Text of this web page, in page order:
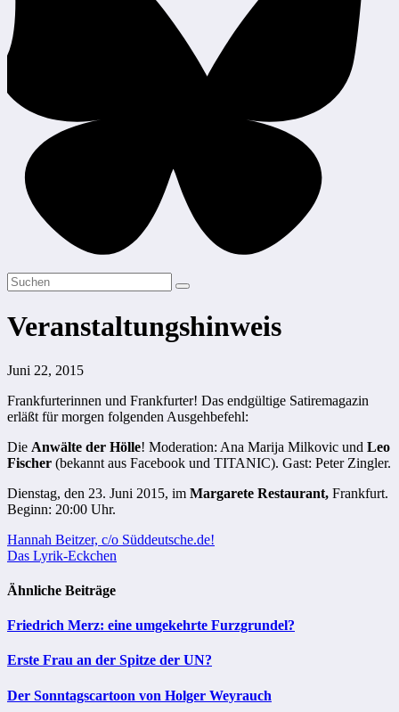
Veranstaltungshinweis
Juni 22, 2015
Frankfurterinnen und Frankfurter! Das endgültige Satiremagazin
erläßt für morgen folgenden Ausgehbefehl:
Die Anwälte der Hölle! Moderation: Ana Marija Milkovic und Leo
Fischer (bekannt aus Facebook und TITANIC). Gast: Peter Zingler.
Dienstag, den 23. Juni 2015, im Margarete Restaurant, Frankfurt.
Beginn: 20:00 Uhr.
Beitragsnavigation
Hannah Beitzer, c/o Süddeutsche.de!
Das Lyrik-Eckchen
Ähnliche Beiträge
Friedrich Merz: eine umgekehrte Furzgrundel?
Erste Frau an der Spitze der UN?
Der Sonntagscartoon von Holger Weyrauch